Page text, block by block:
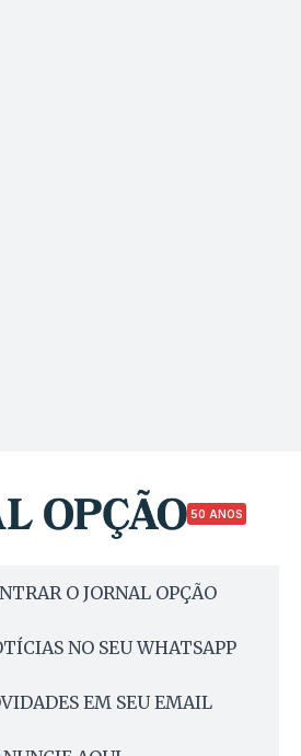
50 ANOS
O JORNAL OPÇÃO
NO SEU WHATSAPP
EM SEU EMAIL